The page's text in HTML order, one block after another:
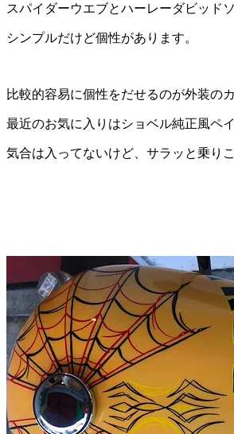
スパイダーウエブとハーレーダビッドソ
シンプルだけど個性があります。
比較的容易に個性をだせるのが外装の
最近のお気に入りはショベル純正風ペイ
気合は入ってないけど、サラッと乗り